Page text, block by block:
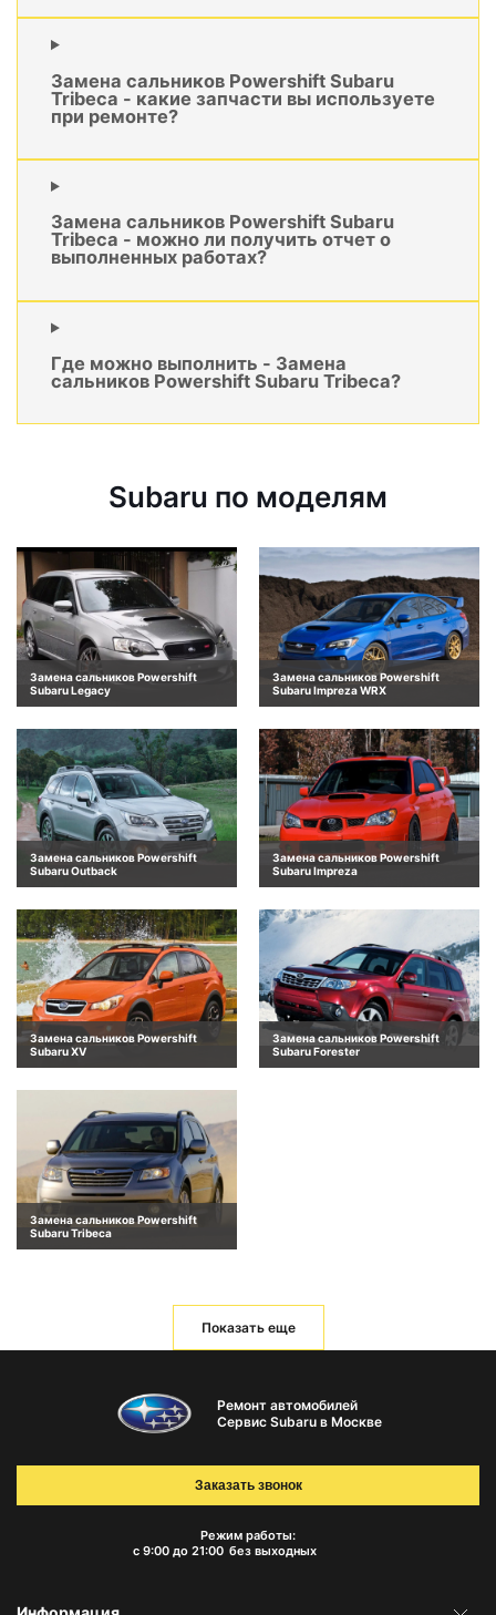
Замена сальников Powershift Subaru
Tribeca - какие запчасти вы используете
при ремонте?
Замена сальников Powershift Subaru
Tribeca - можно ли получить отчет о
выполненных работах?
Где можно выполнить - Замена
сальников Powershift Subaru Tribeca?
Subaru по моделям
Замена сальников Powershift
Subaru Legacy
Замена сальников Powershift
Subaru Impreza WRX
Замена сальников Powershift
Subaru Outback
Замена сальников Powershift
Subaru Impreza
Замена сальников Powershift
Subaru XV
Замена сальников Powershift
Subaru Forester
Замена сальников Powershift
Subaru Tribeca
Показать еще
Ремонт автомобилей
Сервис Subaru в Москве
Режим работы:
с 9:00 до 21:00 без выходных
Заказать звонок